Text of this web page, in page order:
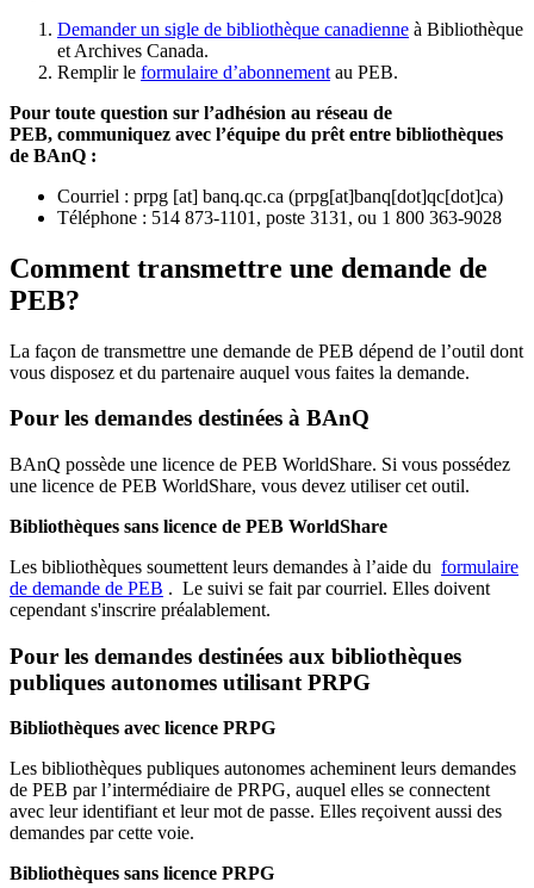
Demander un sigle de bibliothèque canadienne à Bibliothèque
et Archives Canada.
Remplir le formulaire d’abonnement au PEB.
Pour toute question sur l’adhésion au réseau de
PEB, communiquez avec l’équipe du prêt entre bibliothèques
de BAnQ :
Courriel : prpg [at] banq.qc.ca (prpg[at]banq[dot]qc[dot]ca)
Téléphone : 514 873-1101, poste 3131, ou 1 800 363-9028
Comment transmettre une demande de
PEB?
La façon de transmettre une demande de PEB dépend de l’outil dont
vous disposez et du partenaire auquel vous faites la demande.
Pour les demandes destinées à BAnQ
BAnQ possède une licence de PEB WorldShare. Si vous possédez
une licence de PEB WorldShare, vous devez utiliser cet outil.
Bibliothèques sans licence de PEB WorldShare
Les bibliothèques soumettent leurs demandes à l’aide du formulaire
de demande de PEB . Le suivi se fait par courriel. Elles doivent
cependant s'inscrire préalablement.
Pour les demandes destinées aux bibliothèques
publiques autonomes utilisant PRPG
Bibliothèques avec licence PRPG
Les bibliothèques publiques autonomes acheminent leurs demandes
de PEB par l’intermédiaire de PRPG, auquel elles se connectent
avec leur identifiant et leur mot de passe. Elles reçoivent aussi des
demandes par cette voie.
Bibliothèques sans licence PRPG